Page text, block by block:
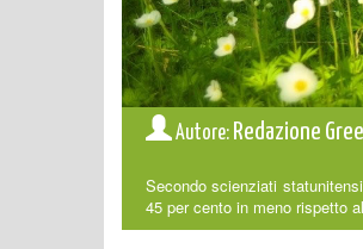
Autore: Redazione
Secondo scienziati
45 per cento in meno rispetto